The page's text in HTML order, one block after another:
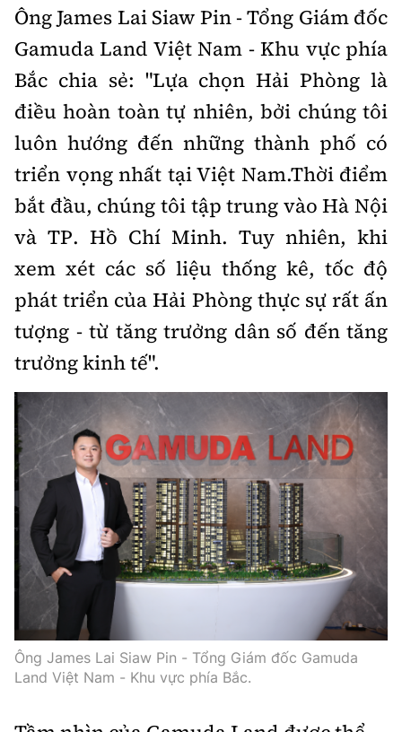
Infographic
Cơ quan chủ quản: Bộ Xây dựng
Số 2 Nguyễn Công Hoan, phường Giảng Võ, Hà Nội.
Tổng Biên tập:
Nguyễn Thị Hồng Nga
Phó Tổng Biên tập:
Nguyễn Sơn Tùng, Nguyễn Đức Thắng,
La Đức Hùng
Giấy phép số 02/GP-BC, cấp ngày 22/4/2025.
Chuyên trang của Báo Xây dựng
Hotline:
0901 514 799
Quảng cáo và Phát hành:
0915 057 282
Email: bandoc@baoxaydung.vn
Cấm sao chép dưới mọi hình thức nếu không có sự
chấp thuận bằng văn bản.
Thông tin tòa soạn
Ông James Lai Siaw Pin - Tổng Giám đốc
Gamuda Land Việt Nam - Khu vực phía
Bắc chia sẻ: "Lựa chọn Hải Phòng là
điều hoàn toàn tự nhiên, bởi chúng tôi
luôn hướng đến những thành phố có
triển vọng nhất tại Việt Nam.Thời điểm
bắt đầu, chúng tôi tập trung vào Hà Nội
và TP. Hồ Chí Minh. Tuy nhiên, khi
xem xét các số liệu thống kê, tốc độ
phát triển của Hải Phòng thực sự rất ấn
tượng - từ tăng trưởng dân số đến tăng
trưởng kinh tế".
Ông James Lai Siaw Pin - Tổng Giám đốc Gamuda
Land Việt Nam - Khu vực phía Bắc.